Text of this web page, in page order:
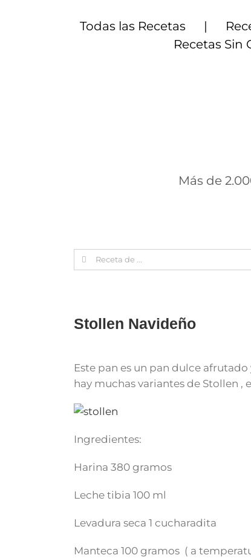
Todas las Recetas
Recetas Sin
Más de
Search
for:
Stollen Navideño
Este pan es un pan dulce
hay muchas variantes de Stollen ,
Ingredientes:
Harina 380 gramos
Leche tibia 100 ml
Levadura seca 1 cucharadita
Manteca 100 gramos ( a